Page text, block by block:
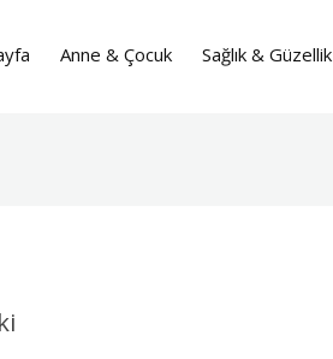
Anne & Çocuk Sağlık & Güzellik